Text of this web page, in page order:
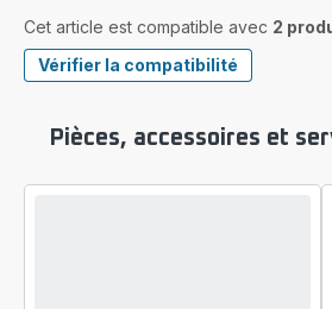
Cet article est compatible avec 2
Vérifier la compatibilité
Pièces, accessoires et